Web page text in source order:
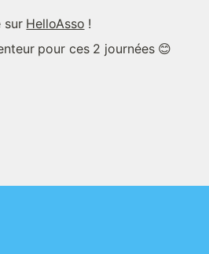
sur HelloAsso !
pour ces 2 journées 😊